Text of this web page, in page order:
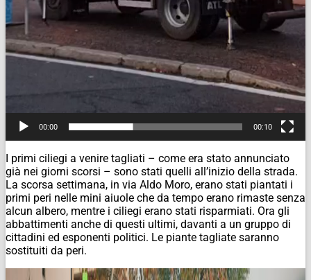
00:00 00:10
I primi ciliegi a venire tagliati – come era stato annunciato
già nei giorni scorsi – sono stati quelli all’inizio della strada.
La scorsa settimana, in via Aldo Moro, erano stati piantati i
primi peri nelle mini aiuole che da tempo erano rimaste senza
alcun albero, mentre i ciliegi erano stati risparmiati. Ora gli
abbattimenti anche di questi ultimi, davanti a un gruppo di
cittadini ed esponenti politici. Le piante tagliate saranno
sostituiti da peri.